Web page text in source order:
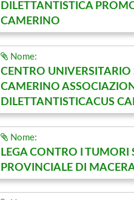
DILETTANTISTICA
CAMERINO
Nome:
CENTRO UNIVERSITARIO
CAMERINO
DILETTANTISTICACUS
Nome:
LEGA CONTRO I TUMORI
PROVINCIALE DI